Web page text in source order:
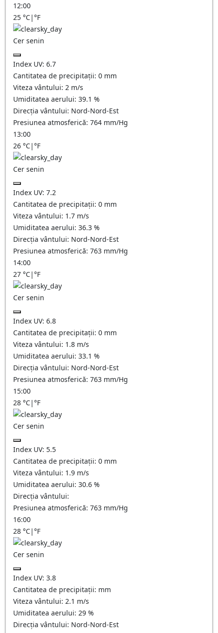
12:00
25 °C|°F
Cer senin
Index UV: 6.7
Cantitatea de precipitații: 0 mm
Viteza vântului: 2 m/s
Umiditatea aerului: 39.1 %
Direcția vântului: Nord-Nord-Est
Presiunea atmosferică: 764 mm/Hg
13:00
26 °C|°F
Cer senin
Index UV: 7.2
Cantitatea de precipitații: 0 mm
Viteza vântului: 1.7 m/s
Umiditatea aerului: 36.3 %
Direcția vântului: Nord-Nord-Est
Presiunea atmosferică: 763 mm/Hg
14:00
27 °C|°F
Cer senin
Index UV: 6.8
Cantitatea de precipitații: 0 mm
Viteza vântului: 1.8 m/s
Umiditatea aerului: 33.1 %
Direcția vântului: Nord-Nord-Est
Presiunea atmosferică: 763 mm/Hg
15:00
28 °C|°F
Cer senin
Index UV: 5.5
Cantitatea de precipitații: 0 mm
Viteza vântului: 1.9 m/s
Umiditatea aerului: 30.6 %
Direcția vântului:
Presiunea atmosferică: 763 mm/Hg
16:00
28 °C|°F
Cer senin
Index UV: 3.8
Cantitatea de precipitații: mm
Viteza vântului: 2.1 m/s
Umiditatea aerului: 29 %
Direcția vântului: Nord-Nord-Est